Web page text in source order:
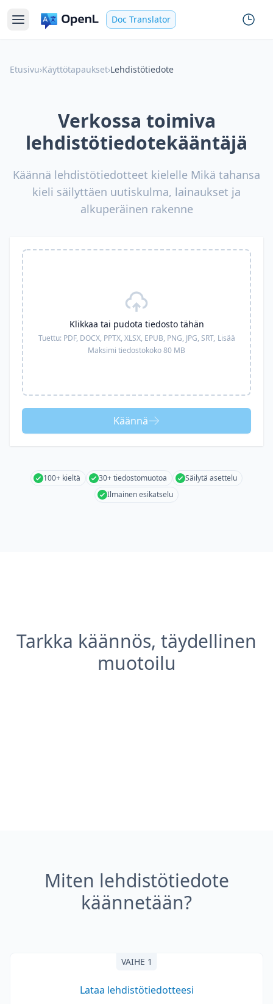
Doc Translator
Etusivu›Käyttötapaukset›Lehdistötiedote
Verkossa toimiva
lehdistötiedotekääntäjä
Käännä lehdistötiedotteet kielelle Mikä tahansa
kieli säilyttäen uutiskulma, lainaukset ja
alkuperäinen rakenne
Klikkaa tai pudota tiedosto tähän
Tuettu: PDF, DOCX, PPTX, XLSX, EPUB, PNG, JPG, SRT, Lisää
Maksimi tiedostokoko 80 MB
Käännä
100+ kieltä 30+ tiedostomuotoa
Säilytä asettelu
Ilmainen esikatselu
Tarkka käännös, täydellinen
muotoilu
Miten lehdistötiedote
käännetään?
VAIHE 1
Lataa lehdistötiedotteesi